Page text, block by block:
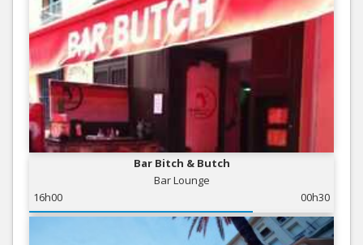
Bar Bitch & Butch
Bar Lounge
16h00
00h30